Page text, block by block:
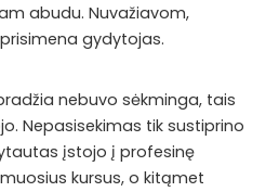
abudu. Nuvažiavom,
gydytojas.
nebuvo sėkminga, tais
Nepasisekimas tik sustiprino
įstojo į profesinę
kursus, o kitąmet